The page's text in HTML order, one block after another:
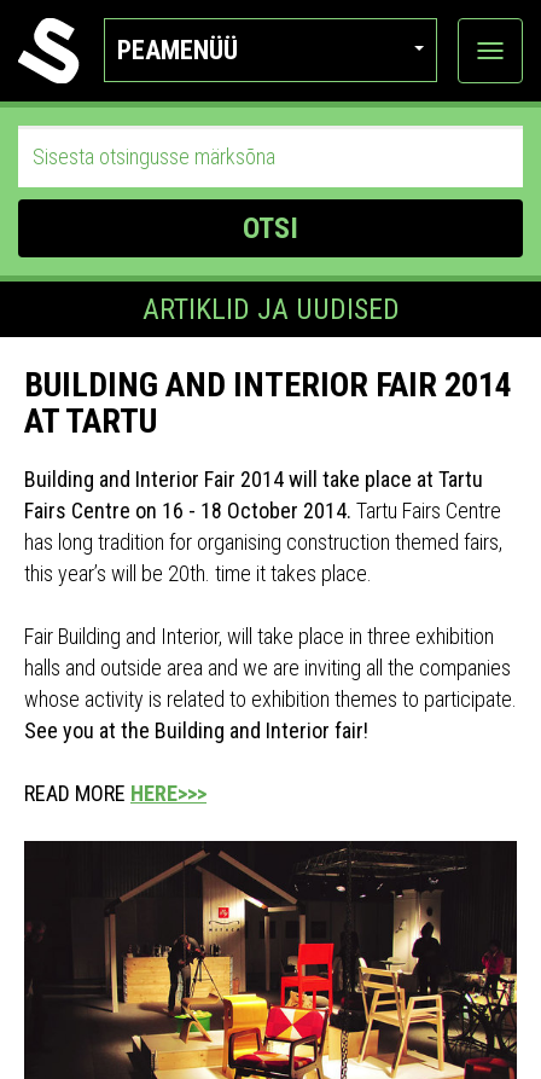
PEAMENÜÜ
Ava
OTSI
ARTIKLID JA UUDISED
BUILDING AND INTERIOR FAIR 2014
AT TARTU
Building and Interior Fair 2014 will take place at Tartu
Fairs Centre on 16 - 18 October 2014. Tartu Fairs Centre
has long tradition for organising construction themed fairs,
this year’s will be 20th. time it takes place.
Fair Building and Interior, will take place in three exhibition
halls and outside area and we are inviting all the companies
whose activity is related to exhibition themes to participate.
See you at the Building and Interior fair!
READ MORE HERE>>>